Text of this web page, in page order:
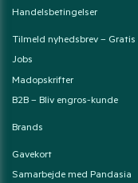
Handelsbetingelser
Tilmeld nyhedsbrev – Gratis
Jobs
Madopskrifter
B2B – Bliv engros-kunde
Brands
Gavekort
Samarbejde med Pandasia